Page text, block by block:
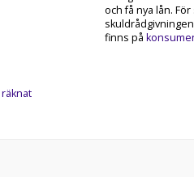
räknat
och få nya lån.
finns på